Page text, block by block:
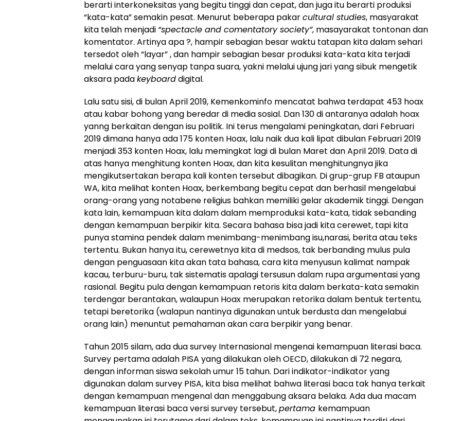
berarti interkoneksitas yang begitu tinggi dan cepat, dan juga itu berarti produksi
“kata-kata” semakin pesat. Menurut beberapa pakarcultural studies, masyarakat
kita telah menjadi “spectacle and comentatory society”, masayarakat tontonan dan
komentator. Artinya apa ?, hampir sebagian besar waktu tatapan kita dalam sehari
tersedot oleh “layar” , dan hampir sebagian besar produksi kata-kata kita terjadi
melalui cara yang senyap tanpa suara, yakni melalui ujung jari yang sibuk mengetik
aksara padakeyboarddigital.
Lalu satu sisi, di bulan April 2019, Kemenkominfo mencatat bahwa terdapat 453 hoax
atau kabar bohong yang beredar di media sosial. Dan 130 di antaranya adalah hoax
yanng berkaitan dengan isu politik. Ini terus mengalami peningkatan, dari Februari
2019 dimana hanya ada 175 konten Hoax, lalu naik dua kali lipat dibulan Februari 2019
menjadi 353 konten Hoax, lalu memingkat lagi di bulan Maret dan April 2019. Data di
atas hanya menghitung konten Hoax, dan kita kesulitan menghitungnya jika
mengikutsertakan berapa kali konten tersebut dibagikan. Di grup-grup FB ataupun
WA, kita melihat konten Hoax, berkembang begitu cepat dan berhasil mengelabui
orang-orang yang notabene religius bahkan memiliki gelar akademik tinggi. Dengan
kata lain, kemampuan kita dalam dalam memproduksi kata-kata, tidak sebanding
dengan kemampuan berpikir kita. Secara bahasa bisa jadi kita cerewet, tapi kita
punya stamina pendek dalam menimbang-menimbang isu,narasi, berita atau teks
tertentu. Bukan hanya itu, cerewetnya kita di medsos, tak berbanding mulus pula
dengan penguasaan kita akan tata bahasa, cara kita menyusun kalimat nampak
kacau, terburu-buru, tak sistematis apalagi tersusun dalam rupa argumentasi yang
rasional. Begitu pula dengan kemampuan retoris kita dalam berkata-kata semakin
terdengar berantakan, walaupun Hoax merupakan retorika dalam bentuk tertentu,
tetapi beretorika (walapun nantinya digunakan untuk berdusta dan mengelabui
orang lain) menuntut pemahaman akan cara berpikir yang benar.
Tahun 2015 silam, ada dua survey Internasional mengenai kemampuan literasi baca.
Survey pertama adalah PISA yang dilakukan oleh OECD, dilakukan di 72 negara,
dengan informan siswa sekolah umur 15 tahun. Dari indikator-indikator yang
digunakan dalam survey PISA, kita bisa melihat bahwa literasi baca tak hanya terkait
dengan kemampuan mengenal dan menggabung aksara belaka. Ada dua macam
kemampuan literasi baca versi survey tersebut,pertama kemampuan